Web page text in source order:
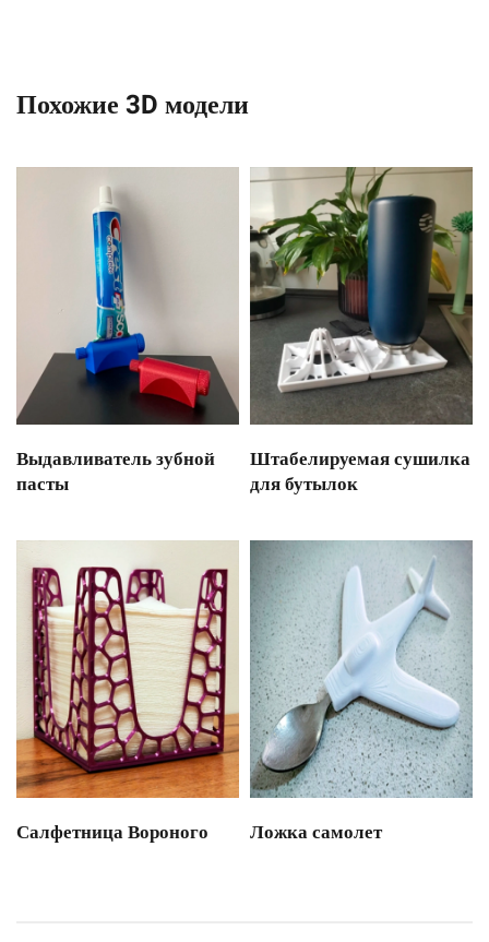
Похожие 3D модели
Выдавливатель зубной
пасты
Штабелируемая сушилка
для бутылок
Салфетница Вороного Ложка самолет